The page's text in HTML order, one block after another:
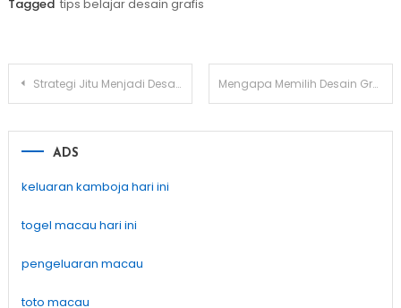
Tagged tips belajar desain grafis
Post
Strategi Jitu Menjadi Desainer Pemula yang Mencuri Perhatian Mengapa Memilih Desain Grafis sebagai Profesi
ADS
keluaran kamboja hari ini
togel macau hari ini
pengeluaran macau
toto macau